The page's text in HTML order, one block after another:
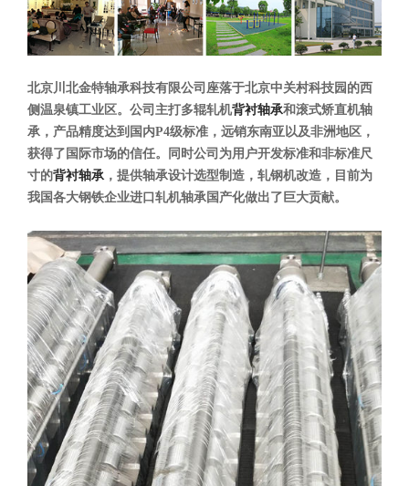
北京川北金特轴承科技有限公司座落于北京中关村科技园的西
侧温泉镇工业区。公司主打多辊轧机背衬轴承和滚式矫直机轴
承，产品精度达到国内P4级标准，远销东南亚以及非洲地区，
获得了国际市场的信任。同时公司为用户开发标准和非标准尺
寸的背衬轴承 ，提供轴承设计选型制造，轧钢机改造，目前为
我国各大钢铁企业进口轧机轴承国产化做出了巨大贡献。